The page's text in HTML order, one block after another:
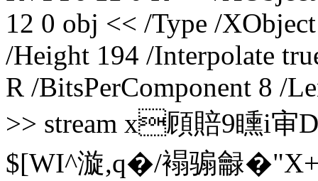
12 0 obj << /Type /
/Height 194 /Interpolate
R /BitsPerComponent 8 /
>> stream x頋賠9矄
$[ WI^漩,q�/褟骟龣